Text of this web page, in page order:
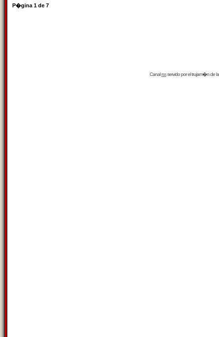
P�gina 1 de 7
Canalrssservido por eltrujam�nde